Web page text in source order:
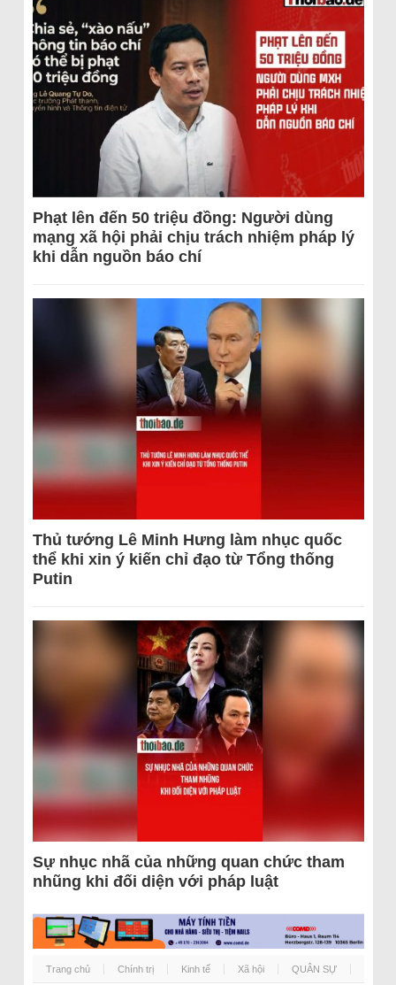
Phạt lên đến 50 triệu đồng: Người dùng
mạng xã hội phải chịu trách nhiệm pháp lý
khi dẫn nguồn báo chí
Thủ tướng Lê Minh Hưng làm nhục quốc
thể khi xin ý kiến chỉ đạo từ Tổng thống
Putin
Sự nhục nhã của những quan chức tham
nhũng khi đối diện với pháp luật
Trang chủ Chính trị Kinh tế Xã hội QUÂN SỰ